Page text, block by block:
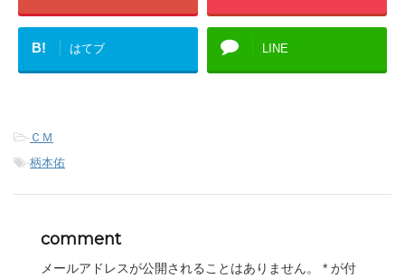
B! はてブ LINE
- ＣＭ
-柄本佑
comment
メールアドレスが公開されることはありません。 * が付